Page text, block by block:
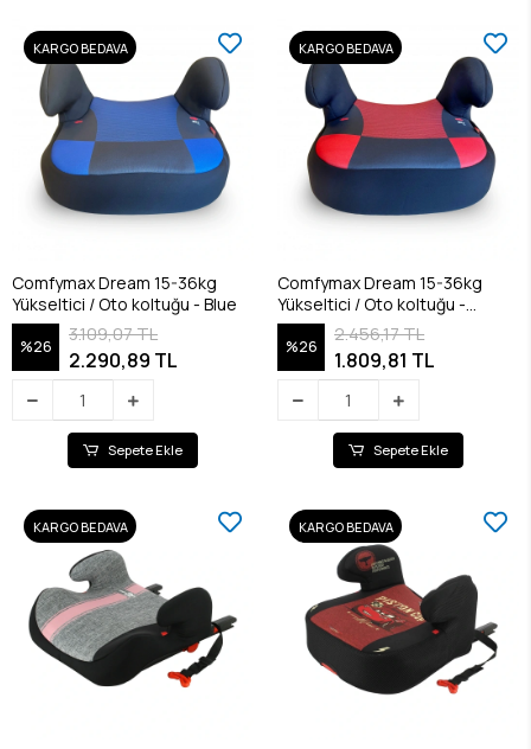
KARGO BEDAVA
Comfymax Dream 15-36kg
Yükseltici / Oto koltuğu - Blue
%26
3.109,07 TL
2.290,89 TL
Sepete Ekle
KARGO BEDAVA
Comfymax Dream 15-36kg
Yükseltici / Oto koltuğu -
Carmin
%26
2.456,17 TL
1.809,81 TL
Sepete Ekle
KARGO BEDAVA KARGO BEDAVA